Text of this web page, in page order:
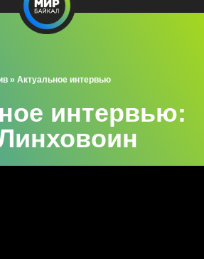
» Актуальное интервью
интервью: